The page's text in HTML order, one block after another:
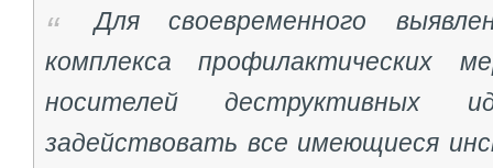
Для своевременного
комплекса профилактических
носителей деструктивных
задействовать все имеющиеся